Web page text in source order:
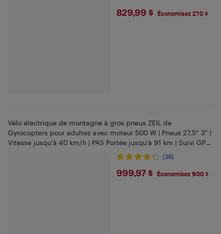
$829.99
829,99 $ Économisez 270 $
Vélo électrique de montagne à gros pneus ZEIL de
Gyrocopters pour adultes avec moteur 500 W | Pneus 27.5* 3” |
Vitesse jusqu'à 40 km/h | PAS Portée jusqu'à 91 km | Suivi GPS
(36)
$999.97
999,97 $ Économisez 900 $